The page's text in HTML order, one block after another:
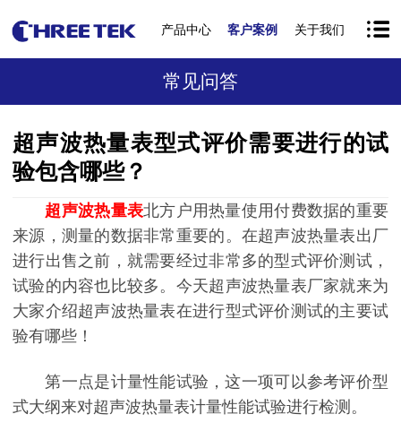
产品中心 客户案例 关于我们
常见问答
超声波热量表型式评价需要进行的试
验包含哪些？
超声波热量表北方户用热量使用付费数据的重要
来源，测量的数据非常重要的。在超声波热量表出厂
进行出售之前，就需要经过非常多的型式评价测试，
试验的内容也比较多。今天超声波热量表厂家就来为
大家介绍超声波热量表在进行型式评价测试的主要试
验有哪些！
第一点是计量性能试验，这一项可以参考评价型
式大纲来对超声波热量表计量性能试验进行检测。